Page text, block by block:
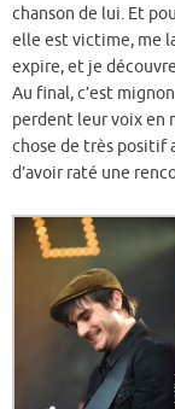
chanson de lui. Et
elle est victime, me
expire, et je
Au final, c’est
perdent leur voix en
chose de très positif
d’avoir raté une